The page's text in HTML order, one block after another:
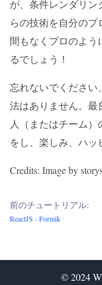
が、条件レンダリ
らの技術を自分のプ
間もなくプロのよ
るでしょう！
忘れないでください
法はありません。最
人（またはチーム）
をし、楽しみ、ハッ
Credits: Image by
前のチュートリアル:
ReactJS - Formik
© 2024